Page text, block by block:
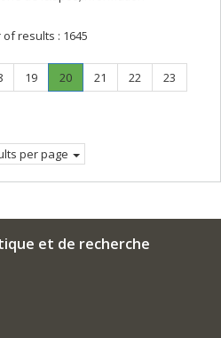
of results : 1645
Page
19 Page
20.
Current
Page
21 Page
22 Page
23
per page
et de recherche